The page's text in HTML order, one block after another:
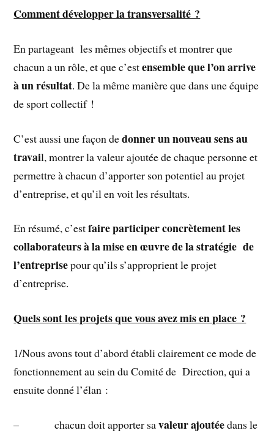
Comment développer la transversalité ?
En partageant les mêmes objectifs et montrer que
chacun a un rôle, et que c’estensemble que l’on arrive
à un résultat. De la même manière que dans une équipe
de sport collectif !
C’est aussi une façon dedonner un nouveau sens au
travail, montrer la valeur ajoutée de chaque personne et
permettre à chacun d’apporter son potentiel au projet
d’entreprise, et qu’il en voit les résultats.
En résumé, c’estfaire participer concrètement les
collaborateurs à la mise en œuvre de la stratégie de
l’entreprisepour qu’ils s’approprient le projet
d’entreprise.
Quels sont les projets que vous avez mis en place ?
1/Nous avons tout d’abord établi clairement ce mode de
fonctionnement au sein du Comité de Direction, qui a
ensuite donné l’élan :
– chacun doit apporter savaleur ajoutéedans le